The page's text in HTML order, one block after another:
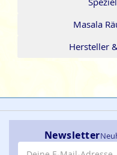
Masala
Hersteller
Newsletter
E-Mail-Adresse